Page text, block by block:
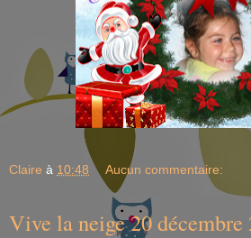
Claire à 10:48 Aucun commentaire:
Vive la neige 20 décembre